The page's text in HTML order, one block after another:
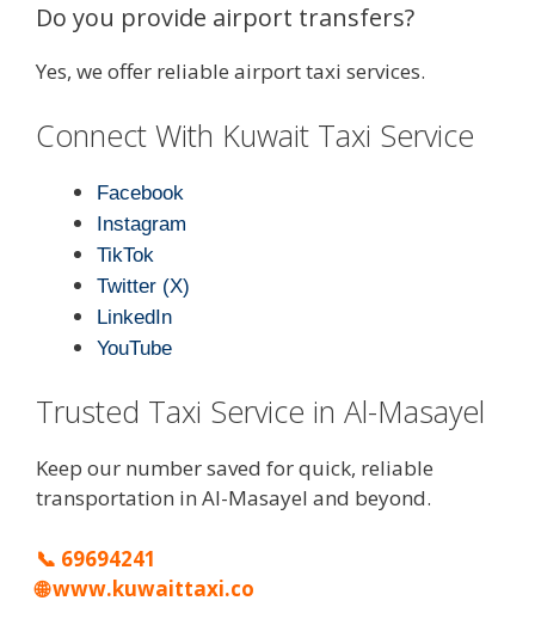
Do you provide airport transfers?
Yes, we offer reliable airport taxi services.
Connect With Kuwait Taxi Service
Facebook
Instagram
TikTok
Twitter (X)
LinkedIn
YouTube
Trusted Taxi Service in Al-Masayel
Keep our number saved for quick, reliable
transportation in Al-Masayel and beyond.
📞 69694241
🌐www.kuwaittaxi.co